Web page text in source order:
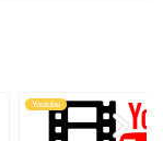
Youtube